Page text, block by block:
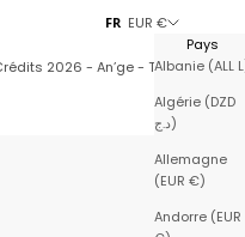
FR EUR €
Pays
Albanie (ALL
Algérie (DZD
د.ج)
Allemagne
(EUR €)
Andorre (EUR
2026 - An’ge - Tous droits